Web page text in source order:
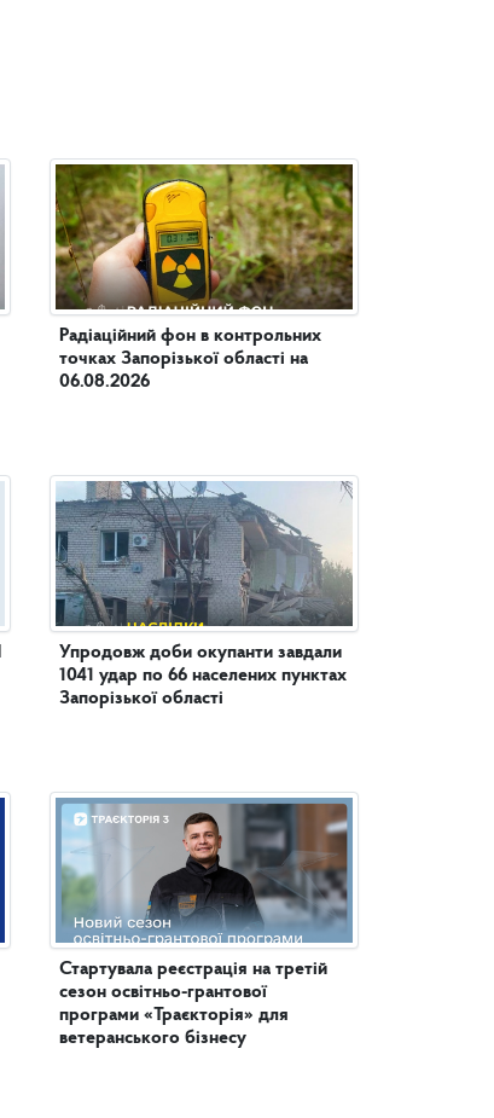
Радіаційний фон в контрольних
точках Запорізької області на
06.08.2026
Упродовж доби окупанти завдали
1041 удар по 66 населених пунктах
Запорізької області
Стартувала реєстрація на третій
сезон освітньо-грантової
програми «Траєкторія» для
ветеранського бізнесу